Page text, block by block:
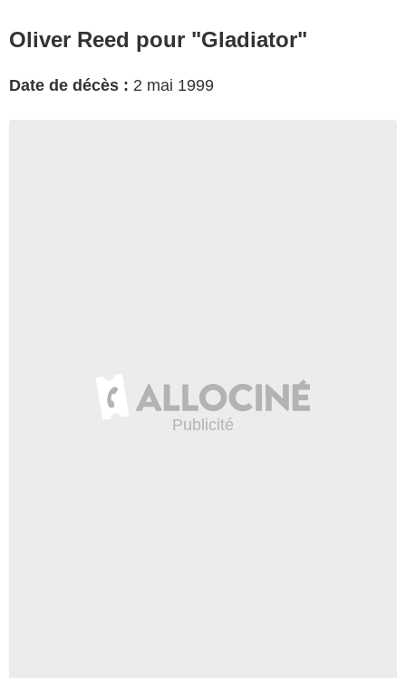
Oliver Reed pour "Gladiator"
Date de décès : 2 mai 1999